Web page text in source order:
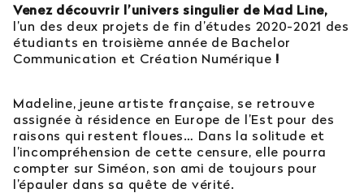
Venez découvrir l’univers singulier de Mad Line,
l’un des deux projets de fin d’études 2020-2021 des
étudiants en troisième année de Bachelor
Communication et Création Numérique !
Madeline, jeune artiste française, se retrouve
assignée à résidence en Europe de l’Est pour des
raisons qui restent floues… Dans la solitude et
l’incompréhension de cette censure, elle pourra
compter sur Siméon, son ami de toujours pour
l’épauler dans sa quête de vérité.
Contactez notre service orientation
04 81 92 60 83